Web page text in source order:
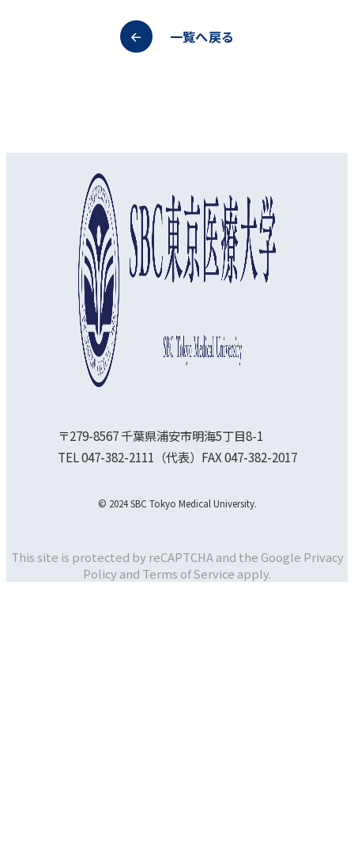
一覧へ戻る
〒279-8567 千葉県浦安市明海5丁目8-1
TEL 047-382-2111（代表）FAX 047-382-2017
© 2024 SBC Tokyo Medical University.
This site is protected by reCAPTCHA and the Google Privacy
Policy and Terms of Service apply.